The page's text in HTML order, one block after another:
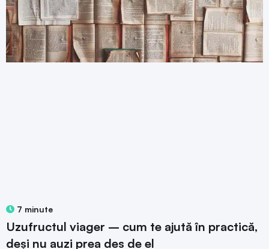
7 minute
Uzufructul viager – cum te ajută în practică,
deși nu auzi prea des de el